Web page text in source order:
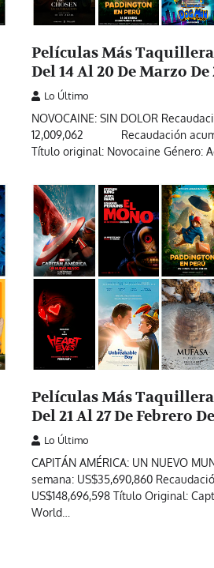
Películas Más
Del 14 Al 20 De Marzo De
Lo Último
NOVOCAINE: SIN DOLOR
12,009,062 Recaudación
Título original: Novocaine Género:
Películas Más
Del 21 Al 27 De Febrero
Lo Último
CAPITÁN AMÉRICA: UN NUEVO
semana: US$35,690,860
US$148,696,598 Título Original:
World…